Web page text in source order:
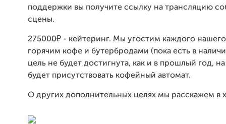
поддержки вы получите ссылку на трансляцию
сцены.
275000₽ - кейтеринг. Мы угостим каждого нашего
горячим кофе и бутербродами (пока есть в
цель не будет достигнута, как и в прошлый год, на
будет присутствовать кофейный автомат.
О других дополнительных целях мы расскажем в